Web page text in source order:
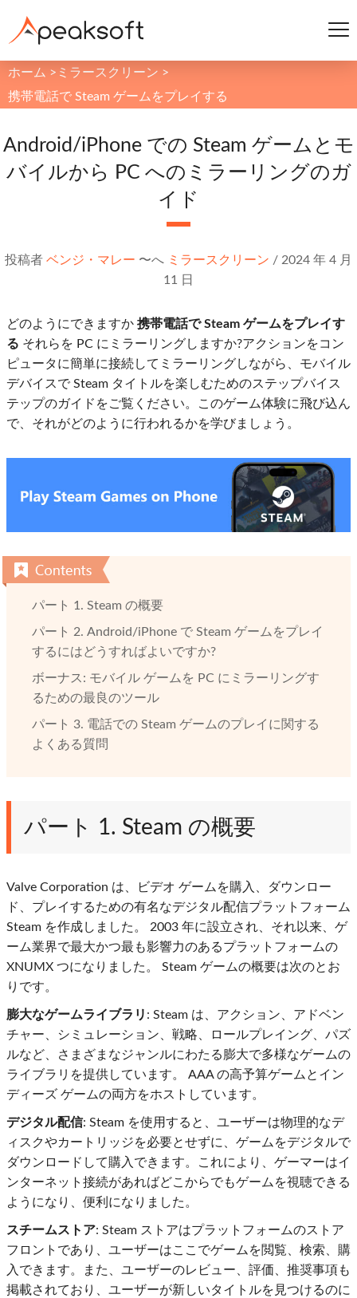
ホーム > ミラースクリーン >
携帯電話で Steam ゲームをプレイする
Android/iPhone での Steam ゲームとモ
バイルから PC へのミラーリングのガ
イド
投稿者 ベンジ・マレー 〜へ ミラースクリーン / 2024 年 4 月
11 日
どのようにできますか 携帯電話で Steam ゲームをプレイす
る それらを PC にミラーリングしますか?アクションをコン
ピュータに簡単に接続してミラーリングしながら、モバイル
デバイスで Steam タイトルを楽しむためのステップバイス
テップのガイドをご覧ください。このゲーム体験に飛び込ん
で、それがどのように行われるかを学びましょう。
パート 1. Steam の概要
パート 2. Android/iPhone で Steam ゲームをプレイ
するにはどうすればよいですか?
ボーナス: モバイル ゲームを PC にミラーリングす
るための最良のツール
パート 3. 電話での Steam ゲームのプレイに関する
よくある質問
パート 1. Steam の概要
Valve Corporation は、ビデオ ゲームを購入、ダウンロー
ド、プレイするための有名なデジタル配信プラットフォーム
Steam を作成しました。 2003 年に設立され、それ以来、ゲ
ーム業界で最大かつ最も影響力のあるプラットフォームの
XNUMX つになりました。 Steam ゲームの概要は次のとお
りです。
膨大なゲームライブラリ : Steam は、アクション、アドベン
チャー、シミュレーション、戦略、ロールプレイング、パズ
ルなど、さまざまなジャンルにわたる膨大で多様なゲームの
ライブラリを提供しています。 AAA の高予算ゲームとイン
ディーズ ゲームの両方をホストしています。
デジタル配信: Steam を使用すると、ユーザーは物理的なデ
ィスクやカートリッジを必要とせずに、ゲームをデジタルで
ダウンロードして購入できます。これにより、ゲーマーはイ
ンターネット接続があればどこからでもゲームを視聴できる
ようになり、便利になりました。
スチームストア: Steam ストアはプラットフォームのストア
フロントであり、ユーザーはここでゲームを閲覧、検索、購
入できます。また、ユーザーのレビュー、評価、推奨事項も
掲載されており、ユーザーが新しいタイトルを見つけるのに